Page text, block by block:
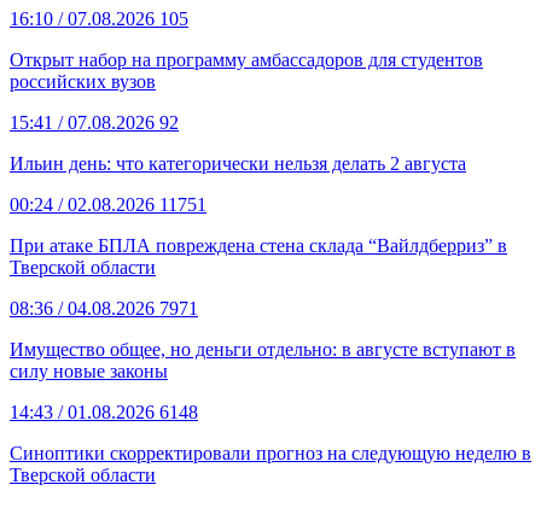
16:10 / 07.08.2026 105
Открыт набор на программу амбассадоров для студентов
российских вузов
15:41 / 07.08.2026 92
Ильин день: что категорически нельзя делать 2 августа
00:24 / 02.08.2026 11751
При атаке БПЛА повреждена стена склада “Вайлдберриз” в
Тверской области
08:36 / 04.08.2026 7971
Имущество общее, но деньги отдельно: в августе вступают в
силу новые законы
14:43 / 01.08.2026 6148
Синоптики скорректировали прогноз на следующую неделю в
Тверской области